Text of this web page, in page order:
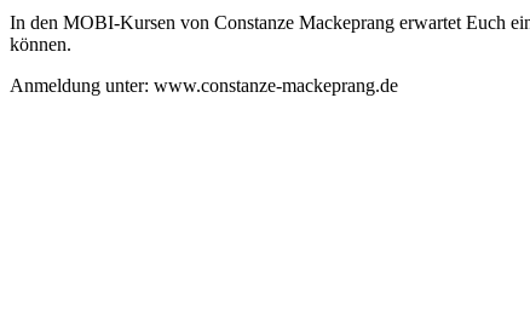
In den MOBI-Kursen von Constanze Mackeprang erwartet Euch
können.
Anmeldung unter: www.constanze-mackeprang.de